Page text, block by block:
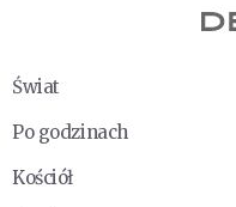
Świat
Po godzinach
Kościół